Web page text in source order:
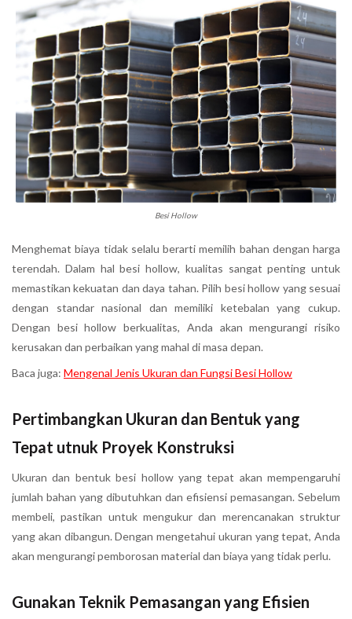
Besi Hollow
Menghemat biaya tidak selalu berarti memilih bahan dengan harga
terendah. Dalam hal besi hollow, kualitas sangat penting untuk
memastikan kekuatan dan daya tahan. Pilih besi hollow yang sesuai
dengan standar nasional dan memiliki ketebalan yang cukup.
Dengan besi hollow berkualitas, Anda akan mengurangi risiko
kerusakan dan perbaikan yang mahal di masa depan.
Baca juga: Mengenal Jenis Ukuran dan Fungsi Besi Hollow
Pertimbangkan Ukuran dan Bentuk yang
Tepat utnuk Proyek Konstruksi
Ukuran dan bentuk besi hollow yang tepat akan mempengaruhi
jumlah bahan yang dibutuhkan dan efisiensi pemasangan. Sebelum
membeli, pastikan untuk mengukur dan merencanakan struktur
yang akan dibangun. Dengan mengetahui ukuran yang tepat, Anda
akan mengurangi pemborosan material dan biaya yang tidak perlu.
Gunakan Teknik Pemasangan yang Efisien